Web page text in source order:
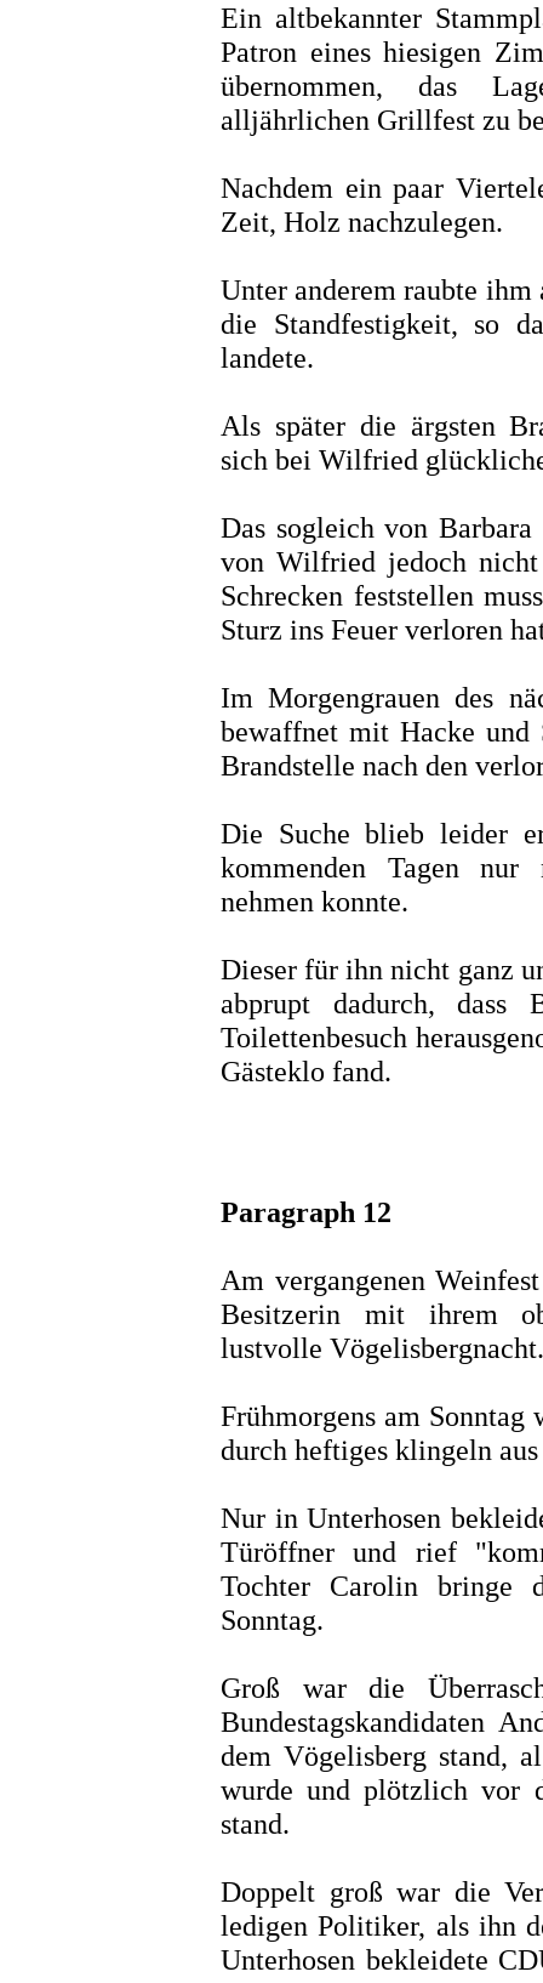
Ein altbekannter
Patron eines hiesigen
übernommen, das
alljährlichen Grillfest zu
Nachdem ein paar
Zeit, Holz nachzulegen.
Unter anderem raubte ihm
die Standfestigkeit, so
landete.
Als später die ärgsten
sich bei Wilfried
Das sogleich von
von Wilfried jedoch
Schrecken feststellen
Sturz ins Feuer verloren
Im Morgengrauen des
bewaffnet mit Hacke und
Brandstelle nach den
Die Suche blieb leider
kommenden Tagen
nehmen konnte.
Dieser für ihn nicht ganz
abprupt dadurch,
Toilettenbesuch
Gästeklo fand.
Paragraph 12
Am vergangenen
Besitzerin mit ihrem
lustvolle Vögelisbergnacht.
Frühmorgens am Sonntag
durch heftiges klingeln
Nur in Unterhosen
Türöffner und rief
Tochter Carolin bringe
Sonntag.
Groß war die
Bundestagskandidaten
dem Vögelisberg stand,
wurde und plötzlich vor
stand.
Doppelt groß war die
ledigen Politiker, als ihn
Unterhosen bekleidete